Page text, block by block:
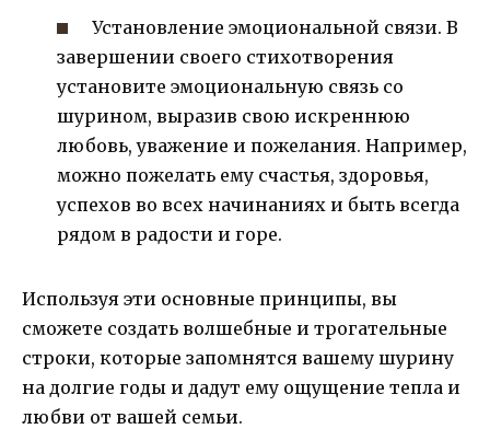
Установление эмоциональной связи. В
завершении своего стихотворения
установите эмоциональную связь со
шурином, выразив свою искреннюю
любовь, уважение и пожелания. Например,
можно пожелать ему счастья, здоровья,
успехов во всех начинаниях и быть всегда
рядом в радости и горе.
Используя эти основные принципы, вы
сможете создать волшебные и трогательные
строки, которые запомнятся вашему шурину
на долгие годы и дадут ему ощущение тепла и
любви от вашей семьи.